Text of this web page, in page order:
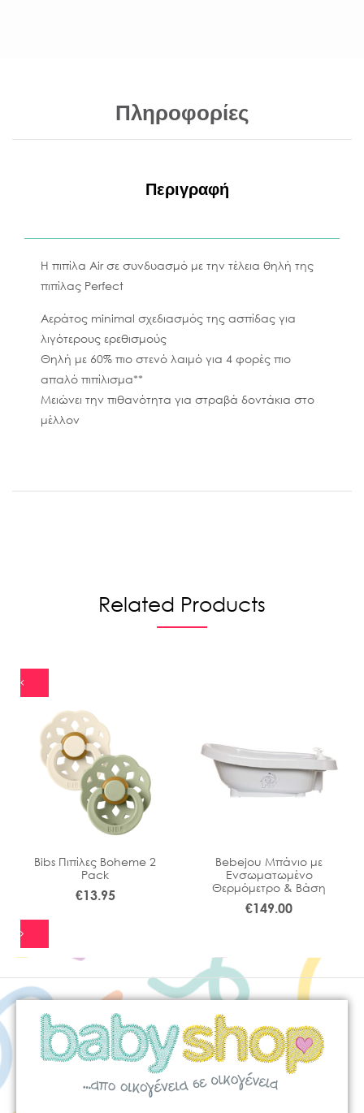
Πληροφορίες
Περιγραφή
Η πιπίλα Air σε συνδυασμό με την τέλεια θηλή της
πιπίλας Perfect
Αεράτος minimal σχεδιασμός της ασπίδας για
λιγότερους ερεθισμούς
Θηλή με 60% πιο στενό λαιμό για 4 φορές πιο
απαλό πιπίλισμα**
Μειώνει την πιθανότητα για στραβά δοντάκια στο
μέλλον
Related Products
Bibs Πιπίλες Boheme 2
Pack
€13.95
Bebejou Μπάνιο με
Ενσωματωμένο
Θερμόμετρο & Βάση
€149.00